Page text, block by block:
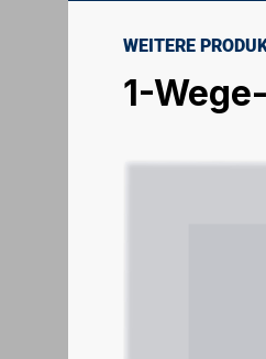
WEITERE
1-
Bildergalerie